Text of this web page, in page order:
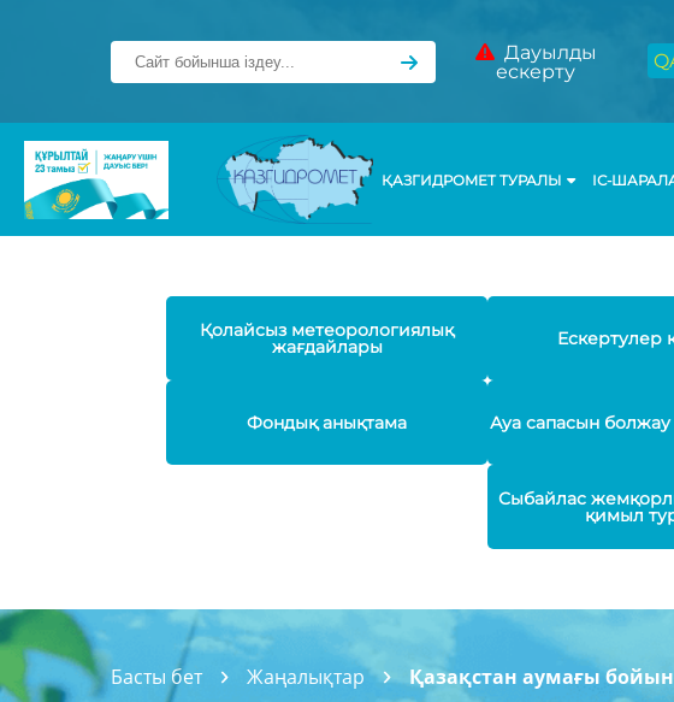
Дауылды
ескерту
ҚАЗГИДРОМЕТ ТУРАЛЫ ІС-
Қолайсыз метеорологиялық
жағдайлары Ескертулер
Фондық анықтама Ауа сапасын болжау
Сыбайлас
қимыл
Басты бет Жаңалықтар Қазақстан аумағы